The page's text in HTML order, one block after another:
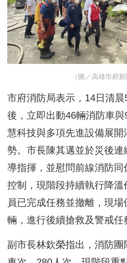
（圖／高雄市府新
市府消防局表示，14日清
後，立即出動46輛消防車
慧科技與多項先進設備展開
勢。市長陳其邁並於災後連
導指揮，並慰問前線消防同
控制，現階段持續執行降溫
員已完成任務並撤離，現
輛，進行後續搶救及警戒任
副市長林欽榮指出，消防